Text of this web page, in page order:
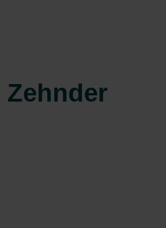
Zehnder